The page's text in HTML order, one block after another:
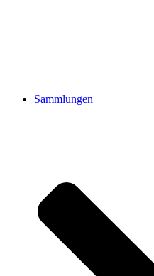
Sammlungen